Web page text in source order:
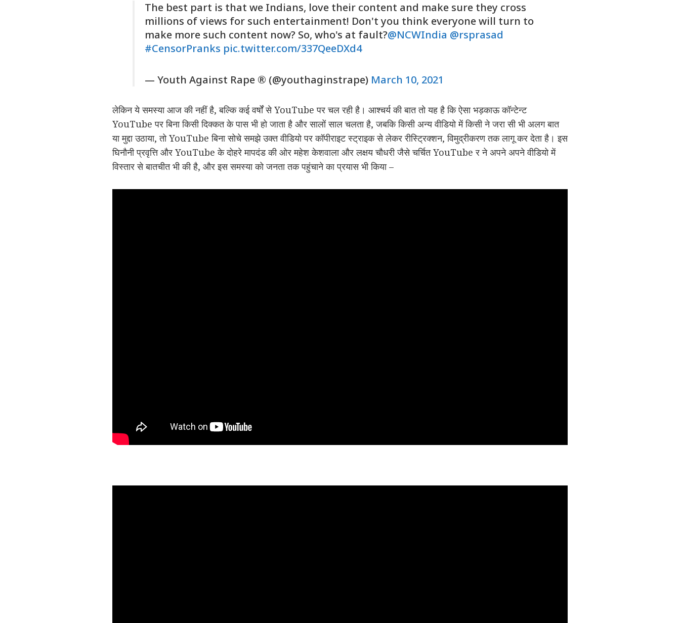
The best part is that we Indians, love their content and make sure they cross
millions of views for such entertainment! Don't you think everyone will turn to
make more such content now? So, who's at fault?@NCWIndia @rsprasad
#CensorPranks pic.twitter.com/337QeeDXd4
— Youth Against Rape ® (@youthaginstrape) March 10, 2021
लेकिन ये समस्या आज की नहीं है, बल्कि कई वर्षों से YouTube पर चल रही है। आश्चर्य की बात तो यह है कि ऐसा भड़काऊ कॉन्टेन्ट
YouTube पर बिना किसी दिक्कत के पास भी हो जाता है और सालों साल चलता है, जबकि किसी अन्य वीडियो में किसी ने जरा सी भी अलग बात
या मुद्दा उठाया, तो YouTube बिना सोचे समझे उक्त वीडियो पर कॉपीराइट स्ट्राइक से लेकर रीस्ट्रिक्शन, विमुद्रीकरण तक लागू कर देता है। इस
घिनौनी प्रवृत्ति और YouTube के दोहरे मापदंड की ओर महेश केशवाला और लक्षय चौधरी जैसे चर्चित YouTube र ने अपने अपने वीडियो में
विस्तार से बातचीत भी की है, और इस समस्या को जनता तक पहुंचाने का प्रयास भी किया –